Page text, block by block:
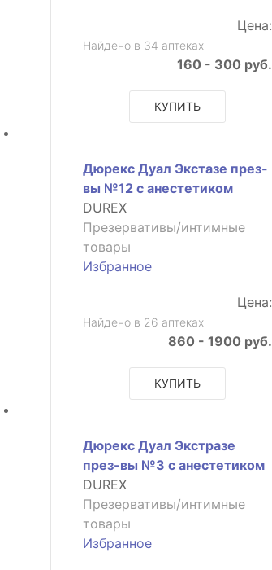
Цена:
Найдено в 34 аптеках
160 - 300 руб.
КУПИТЬ
Дюрекс Дуал Экстазе през-
вы №12 с анестетиком
DUREX
Презервативы/интимные
товары
Избранное
Цена:
Найдено в 26 аптеках
860 - 1900 руб.
КУПИТЬ
Дюрекс Дуал Экстразе
през-вы №3 с анестетиком
DUREX
Презервативы/интимные
товары
Избранное